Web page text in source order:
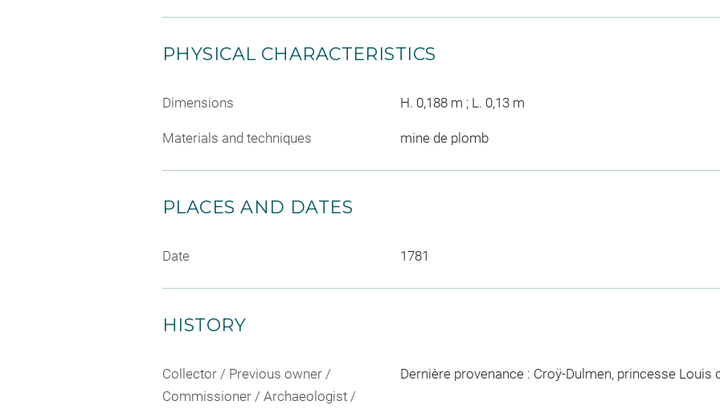
PHYSICAL CHARACTERISTICS
Dimensions H. 0,188 m ; L. 0,13 m
Materials and techniques mine de plomb
PLACES AND DATES
Date 1781
HISTORY
Collector / Previous owner /
Commissioner / Archaeologist /
Dernière provenance : Croÿ-Dulmen, princesse Louis